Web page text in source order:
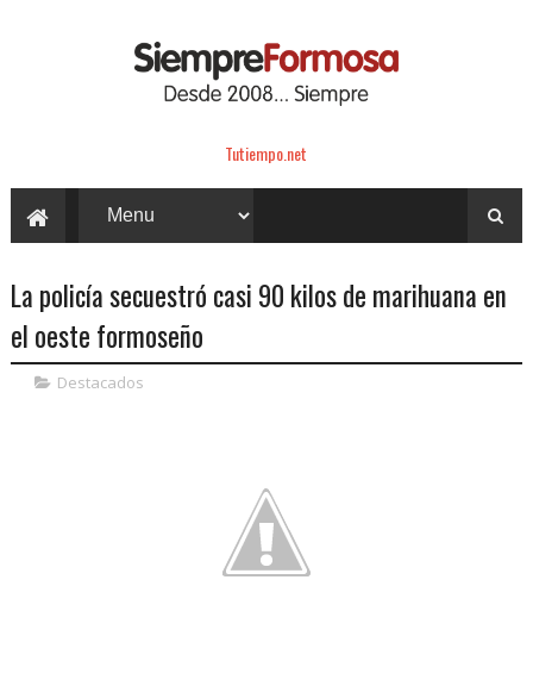
Tutiempo.net
La policía secuestró casi 90 kilos de marihuana en
el oeste formoseño
Destacados